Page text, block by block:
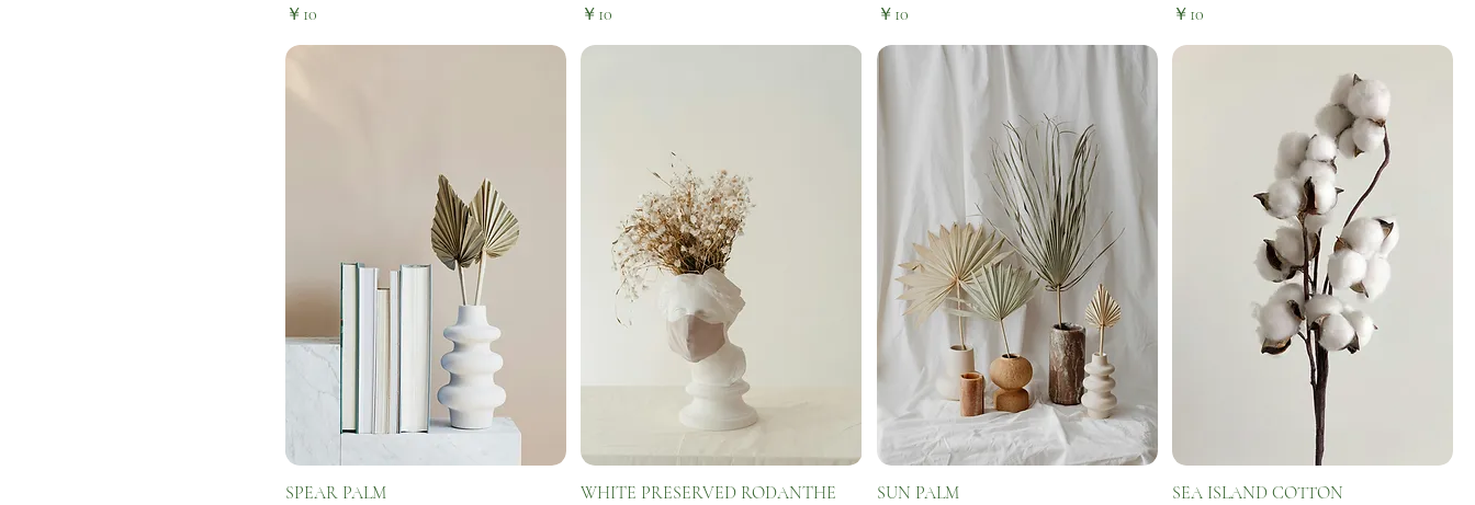
価格
￥10
価格
￥10
価格
￥10
価格
￥10
SPEAR PALM
WHITE PRESERVED RODANTHE
SUN PALM
SEA ISLAND COTTON